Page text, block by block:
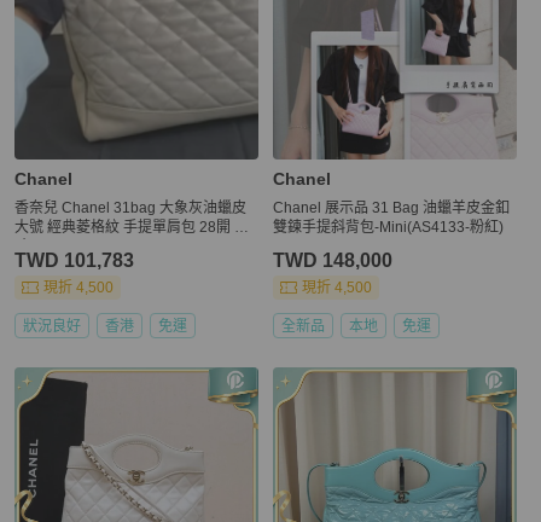
Chanel
香奈兒 Chanel 31bag 大象灰油蠟皮
大號 經典菱格紋 手提單肩包 28開 尺
TWD 101,783
現折 4,500
狀況良好 香港 免運
Chanel
Chanel 展示品 31 Bag 油蠟羊皮金釦
雙鍊手提斜背包-Mini(AS4133-粉紅)
TWD 148,000
現折 4,500
全新品 本地 免運